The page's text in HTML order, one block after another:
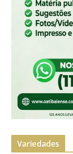
Variedades